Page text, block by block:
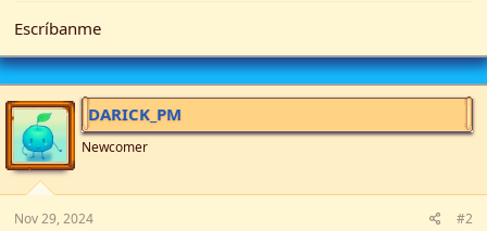
e
r
Escríbanme
DARICK_PM
Newcomer
Nov 29, 2024 #2